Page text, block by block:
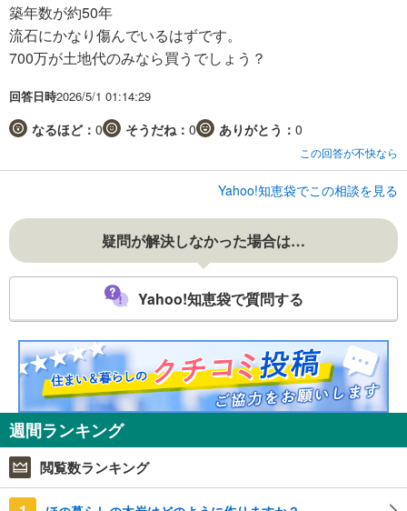
築年数が約50年
流石にかなり傷んでいるはずです。
700万が土地代のみなら買うでしょう？
回答日時2026/5/1 01:14:29
なるほど： 0 そうだね： 0 ありがとう： 0
この回答が不快なら
Yahoo!知恵袋でこの相談を見る
疑問が解決しなかった場合は…
Yahoo!知恵袋で質問する
週間ランキング
閲覧数ランキング